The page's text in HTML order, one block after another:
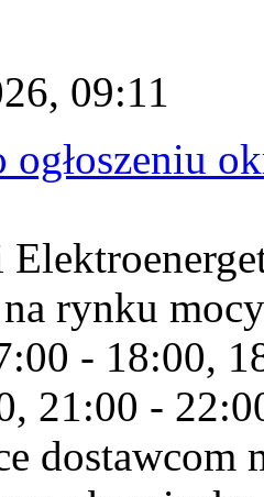
09:11
rynku
- 18:00,
21:00 -
dostawcom